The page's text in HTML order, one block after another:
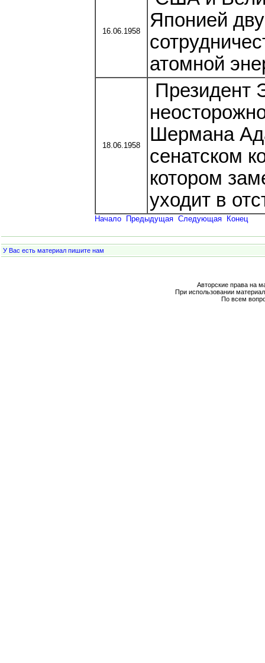
16.06.1958
Японией
атомной
18.06.1958
Президент
Шермана
сенатском
котором
уходит в
Начало Предыдущая Следующая Конец
У Вас есть материал пишите нам
Авторские права на
При использовании
По всем